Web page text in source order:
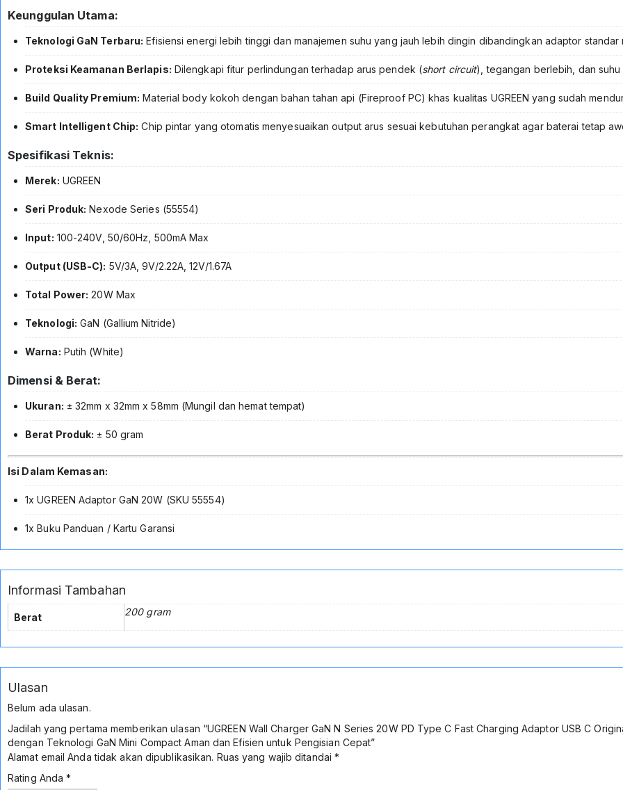
Pengisian
Cepat
Keunggulan Utama:
Teknologi GaN Terbaru: Efisiensi energi lebih tinggi dan manajemen suhu yang jauh lebih dingin dibandingkan adaptor standar
Proteksi Keamanan Berlapis: Dilengkapi fitur perlindungan terhadap arus pendek (short circuit), tegangan berlebih, dan
Build Quality Premium: Material body kokoh dengan bahan tahan api (Fireproof PC) khas kualitas UGREEN yang sudah
Smart Intelligent Chip: Chip pintar yang otomatis menyesuaikan output arus sesuai kebutuhan perangkat agar baterai tetap
Spesifikasi Teknis:
Merek: UGREEN
Seri Produk: Nexode Series (55554)
Input: 100-240V, 50/60Hz, 500mA Max
Output (USB-C): 5V/3A, 9V/2.22A, 12V/1.67A
Total Power: 20W Max
Teknologi: GaN (Gallium Nitride)
Warna: Putih (White)
Dimensi & Berat:
Ukuran: ± 32mm x 32mm x 58mm (Mungil dan hemat tempat)
Berat Produk: ± 50 gram
Isi Dalam Kemasan:
1x UGREEN Adaptor GaN 20W (SKU 55554)
1x Buku Panduan / Kartu Garansi
Informasi Tambahan
Berat 200 gram
Ulasan
Belum ada ulasan.
Jadilah yang pertama memberikan ulasan “UGREEN Wall Charger GaN N Series 20W PD Type C Fast Charging Adaptor USB C
dengan Teknologi GaN Mini Compact Aman dan Efisien untuk Pengisian Cepat”
Alamat email Anda tidak akan dipublikasikan. Ruas yang wajib ditandai*
Rating Anda*